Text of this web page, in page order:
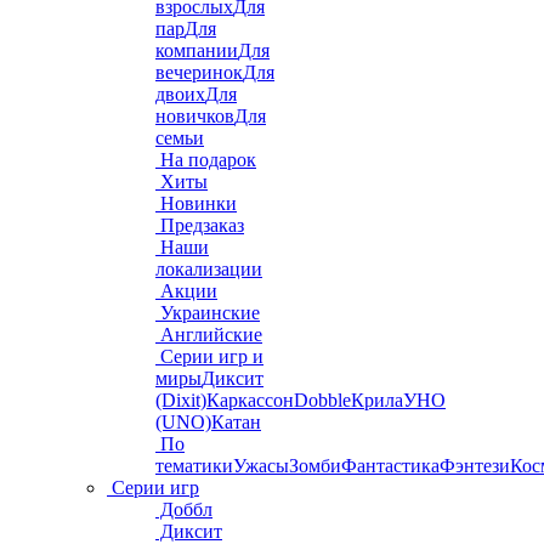
взрослыхДля
парДля
компанииДля
вечеринокДля
двоихДля
новичковДля
семьи
На подарок
Хиты
Новинки
Предзаказ
Наши
локализации
Акции
Украинские
Английские
Серии игр и
мирыДиксит
(Dixit)КаркассонDobbleКрилаУНО
(UNO)Катан
По
тематикиУжасыЗомбиФантастикаФэнтези
Серии игр
Доббл
Диксит